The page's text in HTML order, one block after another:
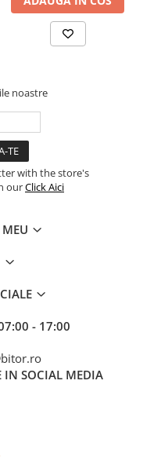
dongle USB, baterii
noastre
with the store's
ourClick Aici
- 17:00
IN SOCIAL MEDIA